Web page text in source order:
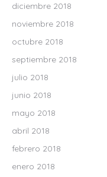
diciembre 2018
noviembre 2018
octubre 2018
septiembre 2018
julio 2018
junio 2018
mayo 2018
abril 2018
febrero 2018
enero 2018